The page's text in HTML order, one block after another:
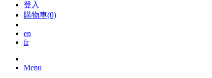
登入
購物車(0)
en
fr
Menu